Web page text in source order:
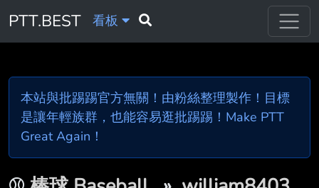
PTT.BEST 看板
本站與批踢踢官方無關！由粉絲整理製作！目標
是讓年輕族群，也能容易逛批踢踢！Make PTT
Great Again！